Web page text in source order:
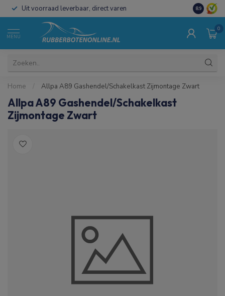
Uit voorraad leverbaar, direct varen Al 15 jaar
8.9
MENU
0
Home / Allpa A89 Gashendel/Schakelkast Zijmontage Zwart
Allpa A89 Gashendel/Schakelkast
Zijmontage Zwart